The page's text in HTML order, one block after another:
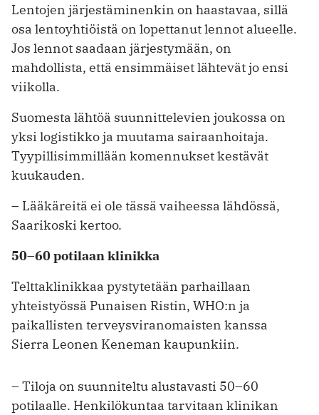
Lentojen järjestäminenkin on haastavaa, sillä
osa lentoyhtiöistä on lopettanut lennot alueelle.
Jos lennot saadaan järjestymään, on
mahdollista, että ensimmäiset lähtevät jo ensi
viikolla.
Suomesta lähtöä suunnittelevien joukossa on
yksi logistikko ja muutama sairaanhoitaja.
Tyypillisimmillään komennukset kestävät
kuukauden.
– Lääkäreitä ei ole tässä vaiheessa lähdössä,
Saarikoski kertoo.
50–60 potilaan klinikka
Telttaklinikkaa pystytetään parhaillaan
yhteistyössä Punaisen Ristin, WHO:n ja
paikallisten terveysviranomaisten kanssa
Sierra Leonen Keneman kaupunkiin.
– Tiloja on suunniteltu alustavasti 50–60
potilaalle. Henkilökuntaa tarvitaan klinikan